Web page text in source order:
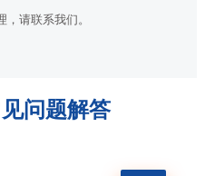
请联系我们。
问题解答